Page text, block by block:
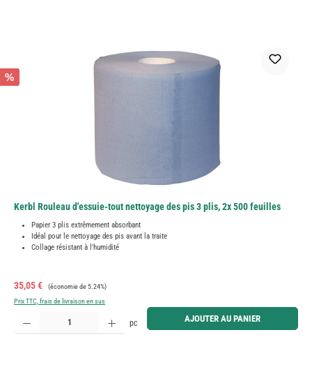
%
Kerbl Rouleau d'essuie-tout nettoyage des pis 3 plis, 2x 500 feuilles
Papier 3 plis extrêmement absorbant
Idéal pour le nettoyage des pis avant la traite
Collage résistant à l'humidité
Prix de vente :
35,05 € Prix régulier :
(économie de 5.24%)
Prix TTC, frais de livraison en sus
Quantité de produit : Entrez la quantité souhaitée ou utilisez les boutons pour augmenter ou
pc AJOUTER AU PANIER